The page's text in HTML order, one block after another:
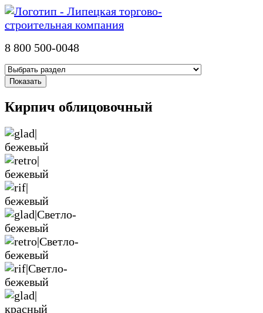
8 800 500-0048
Кирпич облицовочный